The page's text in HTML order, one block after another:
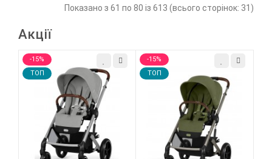
Показано з 61 по 80 із 613 (всього сторінок: 31)
Акції
-15%
TOП
-15%
TOП